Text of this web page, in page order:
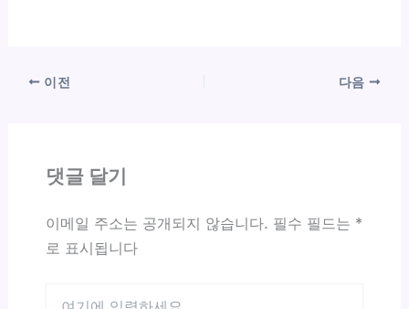
이전 다음
댓글 달기
이메일 주소는 공개되지 않습니다. 필수 필드는 *
로 표시됩니다